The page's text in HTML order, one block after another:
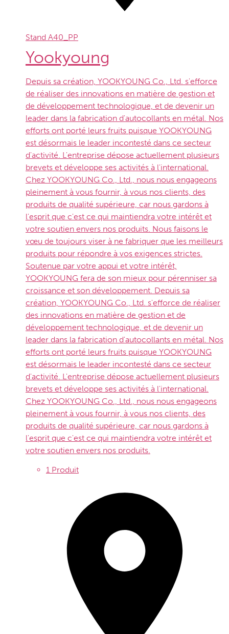
Stand A40_PP
Yookyoung
Depuis sa création, YOOKYOUNG Co., Ltd. s'efforce
de réaliser des innovations en matière de gestion et
de développement technologique, et de devenir un
leader dans la fabrication d'autocollants en métal. Nos
efforts ont porté leurs fruits puisque YOOKYOUNG
est désormais le leader incontesté dans ce secteur
d'activité. L'entreprise dépose actuellement plusieurs
brevets et développe ses activités à l'international.
Chez YOOKYOUNG Co., Ltd., nous nous engageons
pleinement à vous fournir, à vous nos clients, des
produits de qualité supérieure, car nous gardons à
l'esprit que c'est ce qui maintiendra votre intérêt et
votre soutien envers nos produits. Nous faisons le
vœu de toujours viser à ne fabriquer que les meilleurs
produits pour répondre à vos exigences strictes.
Soutenue par votre appui et votre intérêt,
YOOKYOUNG fera de son mieux pour pérenniser sa
croissance et son développement. Depuis sa
création, YOOKYOUNG Co., Ltd. s'efforce de réaliser
des innovations en matière de gestion et de
développement technologique, et de devenir un
leader dans la fabrication d'autocollants en métal. Nos
efforts ont porté leurs fruits puisque YOOKYOUNG
est désormais le leader incontesté dans ce secteur
d'activité. L'entreprise dépose actuellement plusieurs
brevets et développe ses activités à l'international.
Chez YOOKYOUNG Co., Ltd., nous nous engageons
pleinement à vous fournir, à vous nos clients, des
produits de qualité supérieure, car nous gardons à
l'esprit que c'est ce qui maintiendra votre intérêt et
votre soutien envers nos produits.
1 Produit